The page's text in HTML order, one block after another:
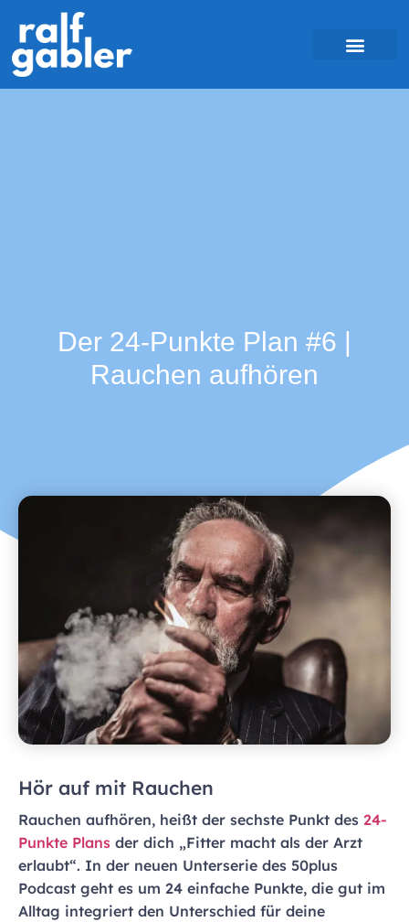
Der 24-Punkte Plan #6 |
Rauchen aufhören
Hör auf mit Rauchen
Rauchen aufhören, heißt der sechste Punkt des 24-
Punkte Plans der dich „Fitter macht als der Arzt
erlaubt“. In der neuen Unterserie des 50plus
Podcast geht es um 24 einfache Punkte, die gut im
Alltag integriert den Unterschied für deine